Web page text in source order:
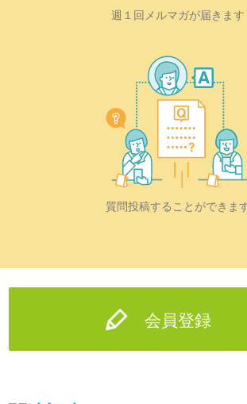
週１回メルマガが届きます
質問投稿することができま
会員登録